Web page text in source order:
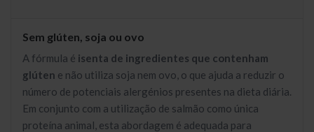
Sem glúten, soja ou ovo
A fórmula é isenta de ingredientes que contenham
glúten e não utiliza soja nem ovo, o que ajuda a reduzir o
número de potenciais alergénios presentes na dieta diária.
Em conjunto com a utilização de salmão como única
proteína animal, esta abordagem é adequada para